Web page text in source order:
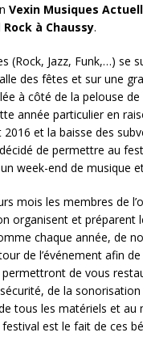
Vexin Musiques
Rock à Chaussy.
(Rock, Jazz, Funk,…) se
des fêtes et sur une
à côté de la pelouse
année particulier en
2016 et la baisse des
de permettre au
week-end de musique
mois les membres de
organisent et préparent
chaque année, de
de l’événement afin
de vous
de la sonorisation
tous les matériels et au
festival est le fait de ces